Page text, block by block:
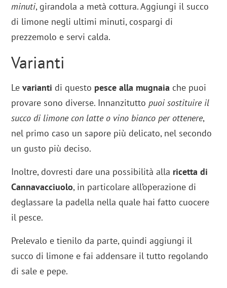
minuti, girandola a metà cottura. Aggiungi il succo
di limone negli ultimi minuti, cospargi di
prezzemolo e servi calda.
Varianti
Levarianti di questo pesce alla mugnaia che puoi
provare sono diverse. Innanzituttopuoi sostituire il
succo di limone con latte o vino bianco per ottenere,
nel primo caso un sapore più delicato, nel secondo
un gusto più deciso.
Inoltre, dovresti dare una possibilità alla ricetta di
Cannavacciuolo, in particolare all’operazione di
deglassare la padella nella quale hai fatto cuocere
il pesce.
Prelevalo e tienilo da parte, quindi aggiungi il
succo di limone e fai addensare il tutto regolando
di sale e pepe.